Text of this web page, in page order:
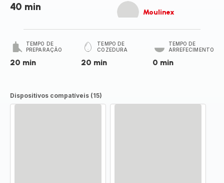
40 min Moulinex
TEMPO DE
PREPARAÇÃO
20 min
TEMPO DE
COZEDURA
20 min
TEMPO DE
ARREFECIMENTO
0 min
Dispositivos compatíveis (15)